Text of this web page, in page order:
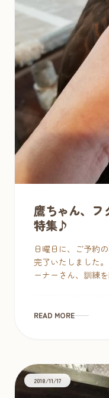
鷹ちゃん、フ
特集♪
日曜日に、ご予約
完了いたしました
ーナーさん、訓練
READ MORE
2018/11/17